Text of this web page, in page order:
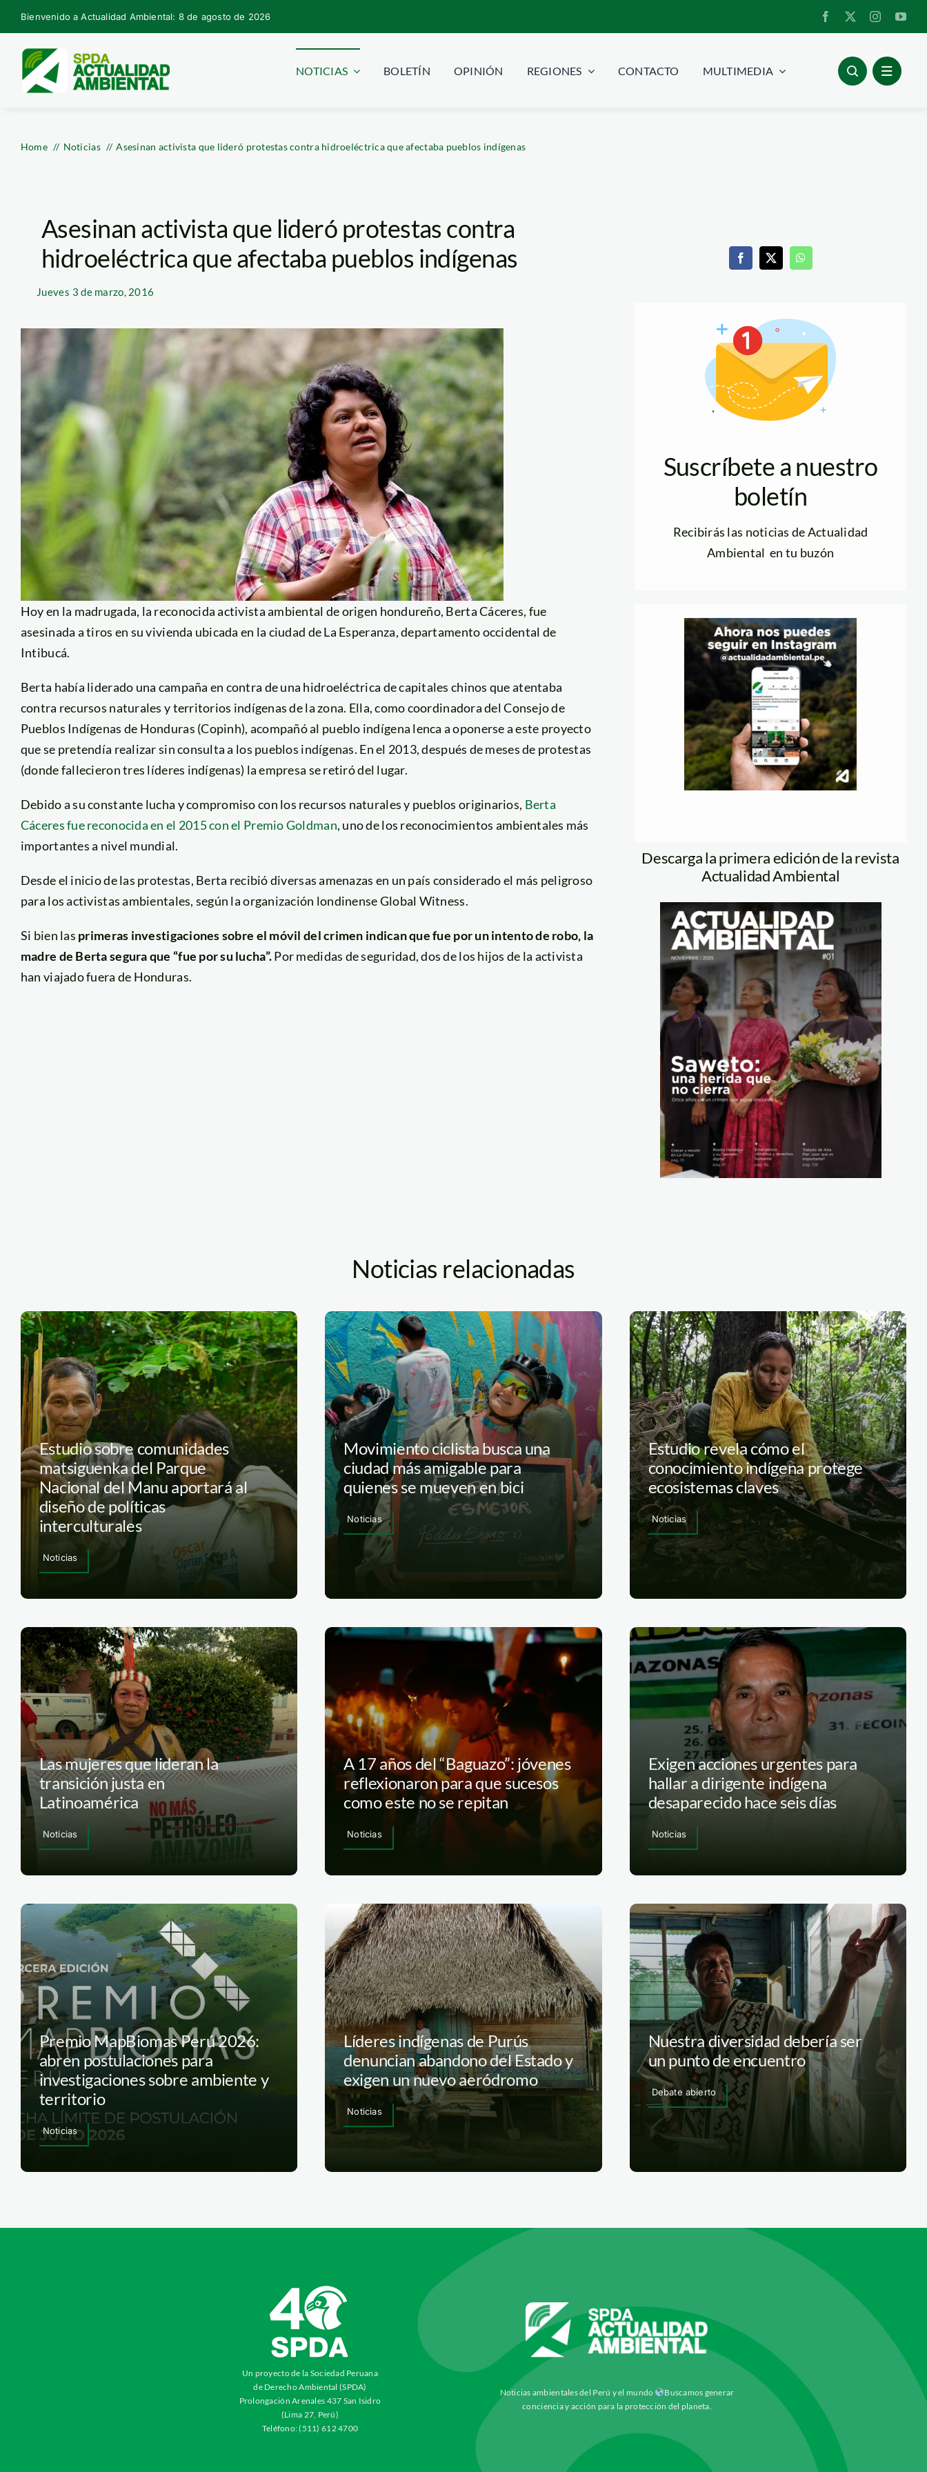
Skip
to
content
Bienvenido a Actualidad Ambiental: 8 de agosto de 2026
NOTICIAS BOLETÍN OPINIÓN REGIONES CONTACTO MULTIMEDIA
Home Noticias Asesinan activista que lideró protestas contra hidroeléctrica que afectaba pueblos indígenas
Asesinan activista que lideró protestas contra
hidroeléctrica que afectaba pueblos indígenas
Jueves 3 de marzo, 2016
Hoy en la madrugada, la reconocida activista ambiental de origen hondureño, Berta Cáceres, fue
asesinada a tiros en su vivienda ubicada en la ciudad de La Esperanza, departamento occidental de
Intibucá.
Berta había liderado una campaña en contra de una hidroeléctrica de capitales chinos que atentaba
contra recursos naturales y territorios indígenas de la zona. Ella, como coordinadora del Consejo de
Pueblos Indígenas de Honduras (Copinh), acompañó al pueblo indígena lenca a oponerse a este proyecto
que se pretendía realizar sin consulta a los pueblos indígenas. En el 2013, después de meses de protestas
(donde fallecieron tres líderes indígenas) la empresa se retiró del lugar.
Debido a su constante lucha y compromiso con los recursos naturales y pueblos originarios, Berta
Cáceres fue reconocida en el 2015 con el Premio Goldman, uno de los reconocimientos ambientales más
importantes a nivel mundial.
Desde el inicio de las protestas, Berta recibió diversas amenazas en un país considerado el más peligroso
para los activistas ambientales, según la organización londinense Global Witness.
Si bien las primeras investigaciones sobre el móvil del crimen indican que fue por un intento de robo, la
madre de Berta segura que “fue por su lucha”.Por medidas de seguridad, dos de los hijos de la activista
han viajado fuera de Honduras.
Suscríbete a nuestro
boletín
Recibirás las noticias de Actualidad
Ambiental en tu buzón
Descarga la primera edición de la revista
Actualidad Ambiental
Noticias relacionadas
Estudio sobre comunidades
matsiguenka del Parque
Nacional del Manu aportará al
diseño de políticas
interculturales
Noticias
Movimiento ciclista busca una
ciudad más amigable para
quienes se mueven en bici
Noticias
Estudio revela cómo el
conocimiento indígena protege
ecosistemas claves
Noticias
Las mujeres que lideran la
transición justa en
Latinoamérica
Noticias
A 17 años del “Baguazo”: jóvenes
reflexionaron para que sucesos
como este no se repitan
Noticias
Exigen acciones urgentes para
hallar a dirigente indígena
desaparecido hace seis días
Noticias
Premio MapBiomas Perú 2026:
abren postulaciones para
investigaciones sobre ambiente y
territorio
Noticias
Líderes indígenas de Purús
denuncian abandono del Estado y
exigen un nuevo aeródromo
Noticias
Nuestra diversidad debería ser
un punto de encuentro
Debate abierto
Un proyecto de la Sociedad Peruana
de Derecho Ambiental (SPDA)
Prolongación Arenales 437 San Isidro
(Lima 27, Perú)
Teléfono: (511) 612 4700
Noticias ambientales del Perú y el mundo
Buscamos generar
conciencia y acción para la protección del planeta.